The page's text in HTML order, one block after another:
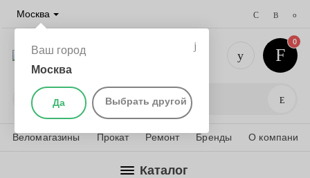
Москва
Ваш город
Москва
Да Выбрать другой Поиск
+7 (495)
0
Веломагазины Прокат Ремонт Бренды О компании
Каталог